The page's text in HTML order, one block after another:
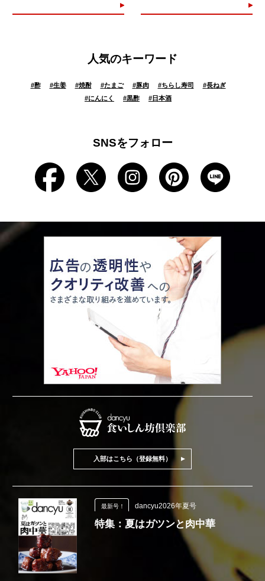
人気のキーワード
#酢 #生姜 #焼酎 #たまご #豚肉 #ちらし寿司 #長ねぎ
#にんにく #黒酢 # 日本酒
SNSをフォロー
入部はこちら（登録無料）
最新号！ dancyu2026年夏号
特集：夏はガツンと肉中華